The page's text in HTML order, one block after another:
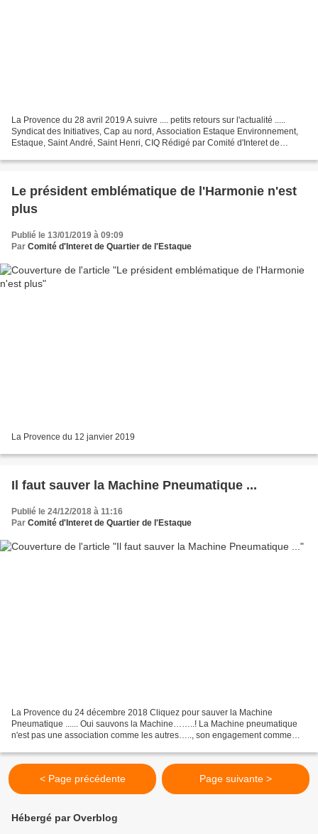
La Provence du 28 avril 2019 A suivre .... petits retours sur l'actualité .....
Syndicat des Initiatives, Cap au nord, Association Estaque Environnement,
Estaque, Saint André, Saint Henri, CIQ Rédigé par Comité d'Interet de
Le président emblématique de l'Harmonie n'est
plus
Publié le 13/01/2019 à 09:09
Par Comité d'Interet de Quartier de l'Estaque
La Provence du 12 janvier 2019
Il faut sauver la Machine Pneumatique ...
Publié le 24/12/2018 à 11:16
Par Comité d'Interet de Quartier de l'Estaque
La Provence du 24 décembre 2018 Cliquez pour sauver la Machine
Pneumatique ...... Oui sauvons la Machine……..! La Machine pneumatique
n'est pas une association comme les autres….., son engagement comme
< Page précédente Page suivante >
Hébergé par Overblog